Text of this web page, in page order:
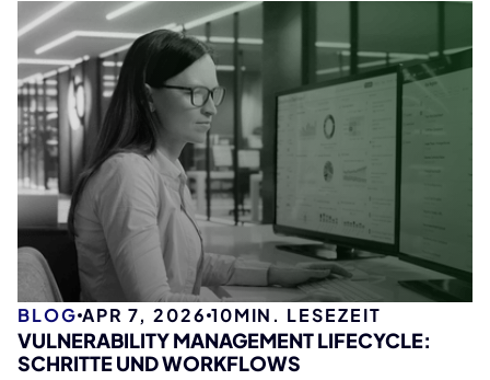
BLOG APR 7, 2026 10MIN. LESEZEIT
VULNERABILITY MANAGEMENT LIFECYCLE:
SCHRITTE UND WORKFLOWS